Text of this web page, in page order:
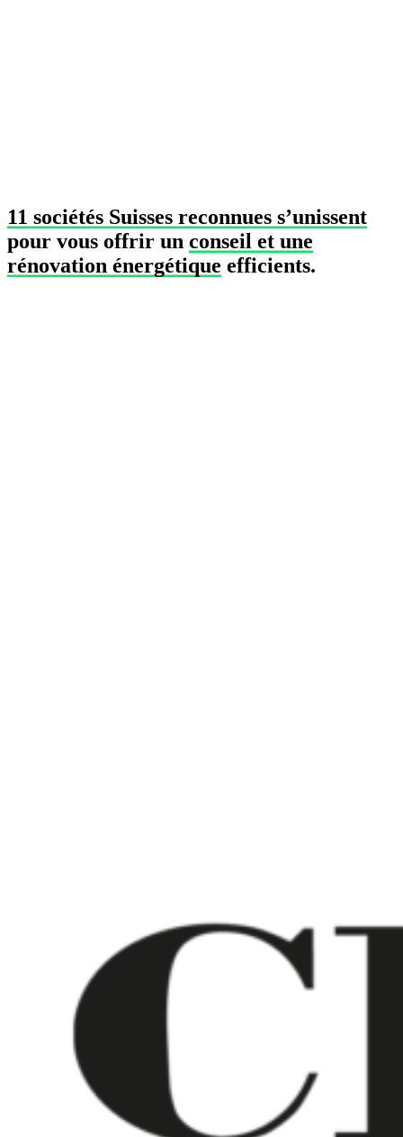
11 sociétés Suisses reconnues s’unissent
pour vous offrir un conseil et une
rénovation énergétique efficients.